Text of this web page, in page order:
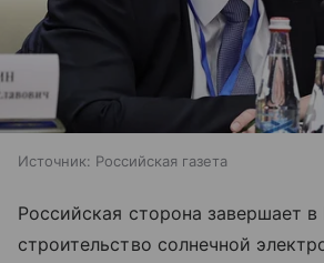
Источник: Российская газета
Российская сторона завершает
строительство солнечной